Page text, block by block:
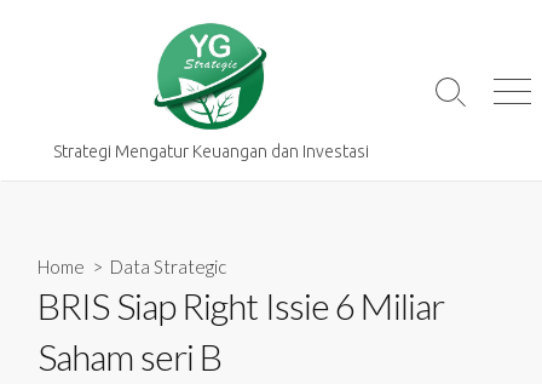
Strategi Mengatur Keuangan dan Investasi
Search
Home > Data Strategic
BRIS Siap Right Issie 6 Miliar
Saham seri B